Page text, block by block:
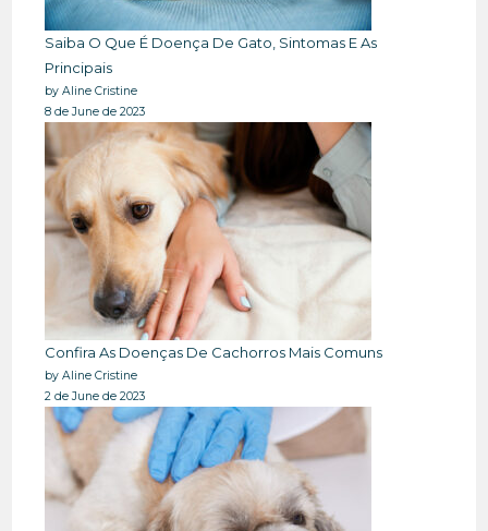
Saiba O Que É Doença De Gato, Sintomas E As
Principais
by Aline Cristine
8 de June de 2023
Confira As Doenças De Cachorros Mais Comuns
by Aline Cristine
2 de June de 2023